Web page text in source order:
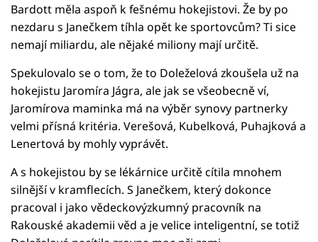
Bardott měla aspoň k fešnému hokejistovi. Že by po
nezdaru s Janečkem tíhla opět ke sportovcům? Ti sice
nemají miliardu, ale nějaké miliony mají určitě.
Spekulovalo se o tom, že to Doleželová zkoušela už na
hokejistu Jaromíra Jágra, ale jak se všeobecně ví,
Jaromírova maminka má na výběr synovy partnerky
velmi přísná kritéria. Verešová, Kubelková, Puhajková a
Lenertová by mohly vyprávět.
A s hokejistou by se lékárnice určitě cítila mnohem
silnější v kramflecích. S Janečkem, který dokonce
pracoval i jako vědeckovýzkumný pracovník na
Rakouské akademii věd a je velice inteligentní, se totiž